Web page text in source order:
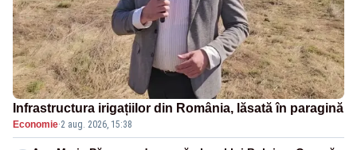
Infrastructura irigațiilor din România, lăsată în paragină
Economie·2 aug. 2026, 15:38